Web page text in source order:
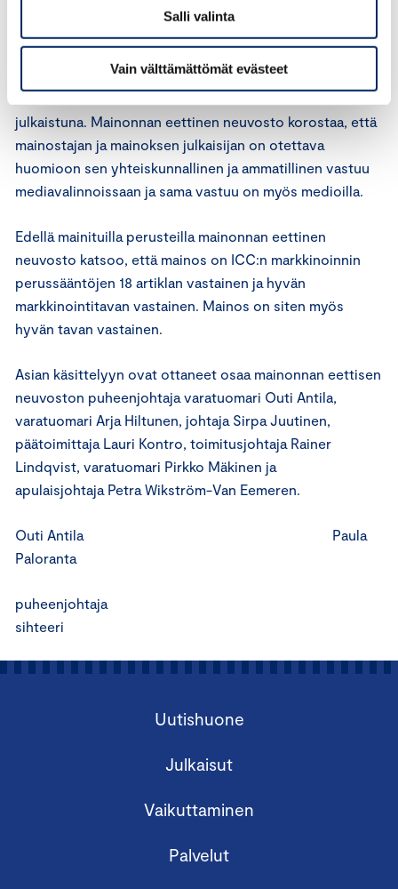
Salli valinta
Vain välttämättömät evästeet
sisältönsä vuoksi kysymyksessä olevan kaltaiset
erotiikkatuotemainokset ovat lapsille sopimattomia
julkaistuna. Mainonnan eettinen neuvosto korostaa, että
mainostajan ja mainoksen julkaisijan on otettava
huomioon sen yhteiskunnallinen ja ammatillinen vastuu
mediavalinnoissaan ja sama vastuu on myös medioilla.
Edellä mainituilla perusteilla mainonnan eettinen
neuvosto katsoo, että mainos on ICC:n markkinoinnin
perussääntöjen 18 artiklan vastainen ja hyvän
markkinointitavan vastainen. Mainos on siten myös
hyvän tavan vastainen.
Asian käsittelyyn ovat ottaneet osaa mainonnan eettisen
neuvoston puheenjohtaja varatuomari Outi Antila,
varatuomari Arja Hiltunen, johtaja Sirpa Juutinen,
päätoimittaja Lauri Kontro, toimitusjohtaja Rainer
Lindqvist, varatuomari Pirkko Mäkinen ja
apulaisjohtaja Petra Wikström-Van Eemeren.
Outi Antila Paula
Paloranta
puheenjohtaja
sihteeri
Uutishuone
Julkaisut
Vaikuttaminen
Palvelut